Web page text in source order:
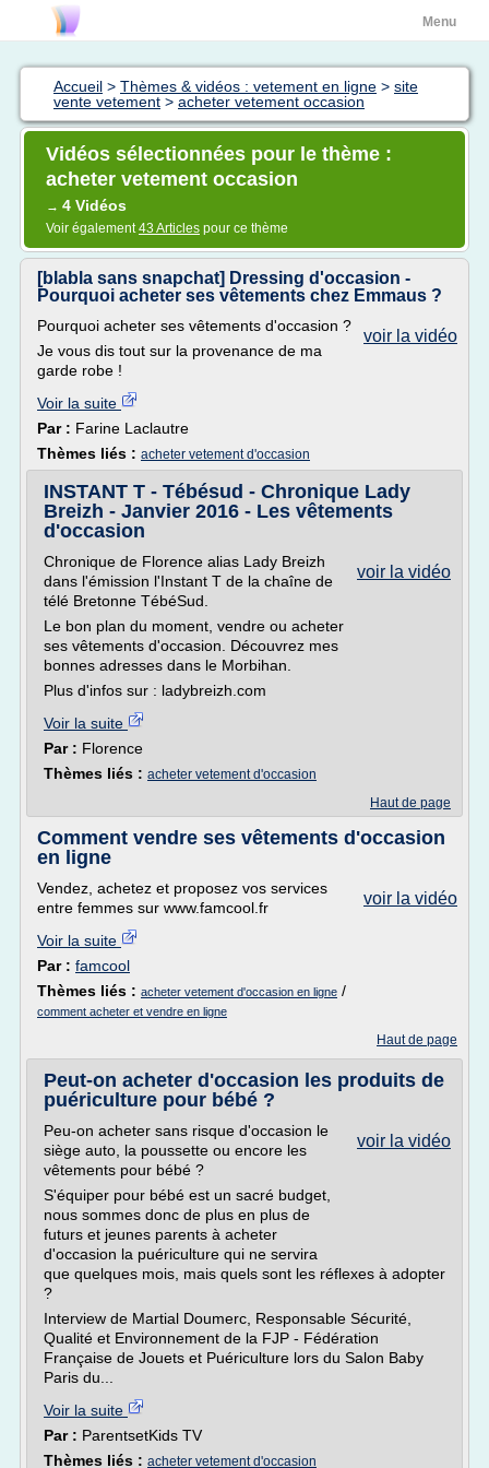
Menu
Accueil > Thèmes & vidéos : vetement en ligne > site
vente vetement > acheter vetement occasion
Vidéos sélectionnées pour le thème :
acheter vetement occasion
→ 4 Vidéos
Voir également43 Articles pour ce thème
[blabla sans snapchat] Dressing d'occasion -
Pourquoi acheter ses vêtements chez Emmaus ?
voir la vidéo
Pourquoi acheter ses vêtements d'occasion ?
Je vous dis tout sur la provenance de ma
garde robe !
Voir la suite
Par : Farine Laclautre
Thèmes liés : acheter vetement d'occasion
INSTANT T - Tébésud - Chronique Lady
Breizh - Janvier 2016 - Les vêtements
d'occasion
voir la vidéo
Chronique de Florence alias Lady Breizh
dans l'émission l'Instant T de la chaîne de
télé Bretonne TébéSud.
Le bon plan du moment, vendre ou acheter
ses vêtements d'occasion. Découvrez mes
bonnes adresses dans le Morbihan.
Plus d'infos sur : ladybreizh.com
Voir la suite
Par : Florence
Thèmes liés : acheter vetement d'occasion
Haut de page
Comment vendre ses vêtements d'occasion
en ligne
voir la vidéo
Vendez, achetez et proposez vos services
entre femmes sur www.famcool.fr
Voir la suite
Par : famcool
Thèmes liés : acheter vetement d'occasion en ligne /
comment acheter et vendre en ligne
Haut de page
Peut-on acheter d'occasion les produits de
puériculture pour bébé ?
voir la vidéo
Peu-on acheter sans risque d'occasion le
siège auto, la poussette ou encore les
vêtements pour bébé ?
S'équiper pour bébé est un sacré budget,
nous sommes donc de plus en plus de
futurs et jeunes parents à acheter
d'occasion la puériculture qui ne servira
que quelques mois, mais quels sont les réflexes à adopter
?
Interview de Martial Doumerc, Responsable Sécurité,
Qualité et Environnement de la FJP - Fédération
Française de Jouets et Puériculture lors du Salon Baby
Paris du...
Voir la suite
Par : ParentsetKids TV
Thèmes liés : acheter vetement d'occasion